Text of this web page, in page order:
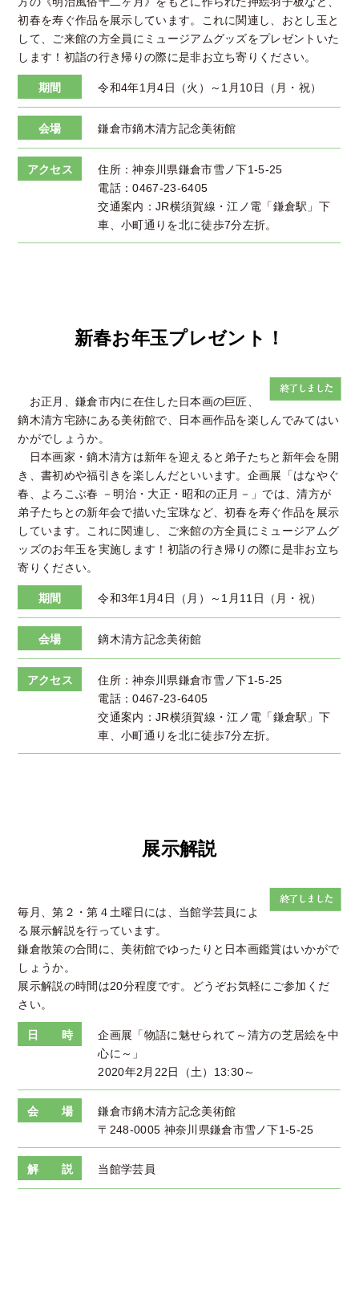
初春を寿ぐ作品を展示しています。これに関連し、おとし玉と
して、ご来館の方全員にミュージアムグッズをプレゼントいた
します！初詣の行き帰りの際に是非お立ち寄りください。
期間 令和4年1月4日（火）～1月10日（月・祝）
会場 鎌倉市鏑木清方記念美術館
アクセス
住所：神奈川県鎌倉市雪ノ下1-5-25
電話：0467-23-6405
交通案内：JR横須賀線・江ノ電「鎌倉駅」下
車、小町通りを北に徒歩7分左折。
新春お年玉プレゼント！
お正月、鎌倉市内に在住した日本画の巨匠、
鏑木清方宅跡にある美術館で、日本画作品を楽しんでみてはい
かがでしょうか。
日本画家・鏑木清方は新年を迎えると弟子たちと新年会を開
き、書初めや福引きを楽しんだといいます。企画展「はなやぐ
春、よろこぶ春 －明治・大正・昭和の正月－」では、清方が
弟子たちとの新年会で描いた宝珠など、初春を寿ぐ作品を展示
しています。これに関連し、ご来館の方全員にミュージアムグ
ッズのお年玉を実施します！初詣の行き帰りの際に是非お立ち
寄りください。
期間 令和3年1月4日（月）～1月11日（月・祝）
会場 鏑木清方記念美術館
アクセス
住所：神奈川県鎌倉市雪ノ下1-5-25
電話：0467-23-6405
交通案内：JR横須賀線・江ノ電「鎌倉駅」下
車、小町通りを北に徒歩7分左折。
展示解説
毎月、第２・第４土曜日には、当館学芸員によ
る展示解説を行っています。
鎌倉散策の合間に、美術館でゆったりと日本画鑑賞はいかがで
しょうか。
展示解説の時間は20分程度です。どうぞお気軽にご参加くだ
さい。
日 時
企画展「物語に魅せられて～清方の芝居絵を中
心に～」
2020年2月22日（土）13:30～
会 場
鎌倉市鏑木清方記念美術館
〒248-0005 神奈川県鎌倉市雪ノ下1-5-25
解 説 当館学芸員